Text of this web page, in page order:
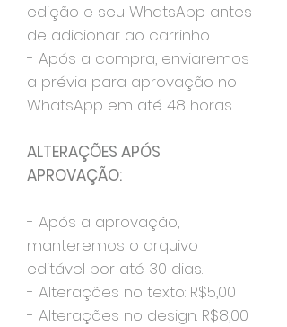
edição e seu WhatsApp antes
de adicionar ao carrinho.
- Após a compra, enviaremos
a prévia para aprovação no
WhatsApp em até 48 horas.
ALTERAÇÕES APÓS
APROVAÇÃO:
- Após a aprovação,
manteremos o arquivo
editável por até 30 dias.
- Alterações no texto: R$5,00
- Alterações no design: R$8,00